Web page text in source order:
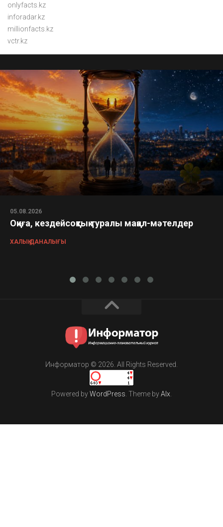
onlyfacts.kz
inforadar.kz
millionfacts.kz
vctr.kz
05.08.2026
Оқиға, кездейсоқтық туралы мақал-мәтелдер
ХАЛЫҚ ДАНАЛЫҒЫ
Информатор © 2026. All Rights Reserved.
Powered byWordPress. Theme byAlx.